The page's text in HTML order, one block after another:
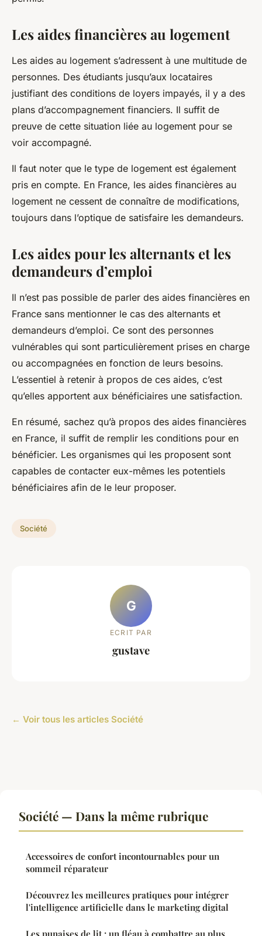
Les aides financières au logement
Les aides au logement s’adressent à une multitude de
personnes. Des étudiants jusqu’aux locataires
justifiant des conditions de loyers impayés, il y a des
plans d’accompagnement financiers. Il suffit de
preuve de cette situation liée au logement pour se
voir accompagné.
Il faut noter que le type de logement est également
pris en compte. En France, les aides financières au
logement ne cessent de connaître de modifications,
toujours dans l’optique de satisfaire les demandeurs.
Les aides pour les alternants et les
demandeurs d’emploi
Il n’est pas possible de parler des aides financières en
France sans mentionner le cas des alternants et
demandeurs d’emploi. Ce sont des personnes
vulnérables qui sont particulièrement prises en charge
ou accompagnées en fonction de leurs besoins.
L’essentiel à retenir à propos de ces aides, c’est
qu’elles apportent aux bénéficiaires une satisfaction.
En résumé, sachez qu’à propos des aides financières
en France, il suffit de remplir les conditions pour en
bénéficier. Les organismes qui les proposent sont
capables de contacter eux-mêmes les potentiels
bénéficiaires afin de le leur proposer.
Société
G
ECRIT PAR
gustave
← Voir tous les articles Société
Société — Dans la même rubrique
Accessoires de confort incontournables pour un
sommeil réparateur
Découvrez les meilleures pratiques pour intégrer
l'intelligence artificielle dans le marketing digital